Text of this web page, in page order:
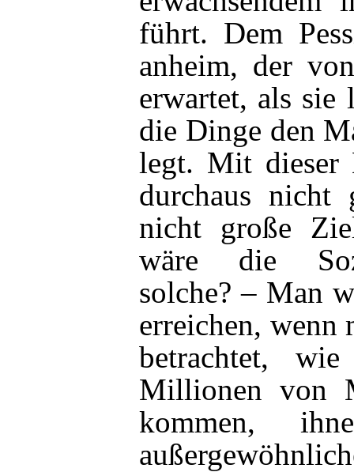
führt. Dem
anheim, der
erwartet, als sie
die Dinge den
legt. Mit dieser
durchaus nicht
nicht große
wäre die
solche? – Man
erreichen, wenn
betrachtet,
Millionen von
kommen,